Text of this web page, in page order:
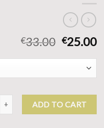
€33.00 €25.00
femme quantityADD TO CART